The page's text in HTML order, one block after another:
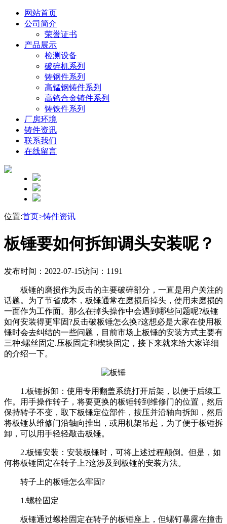
网站首页
公司简介
荣誉证书
产品展示
检测设备
破碎机系列
铸钢件系列
高锰钢铸件系列
高铬合金铸件系列
铸铁件系列
厂房环境
铸件资讯
联系我们
在线留言
位置:首页>铸件资讯
板锤要如何拆卸调头安装呢？
发布时间：2022-07-15访问：1191
板锤的磨损作为反击的主要破碎部分，一直是用户关注的
话题。为了节省成本，板锤通常在磨损后掉头，使用未磨损的
一面作为工作面。那么在掉头操作中会遇到哪些问题呢?板锤
如何安装得更牢固?反击破板锤怎么换?这想必是大家在使用板
锤时会去纠结的一些问题，目前市场上板锤的安装方式主要有
三种:螺丝固定.压板固定和楔块固定，接下来就来给大家详细
的介绍一下。
1.板锤拆卸：使用专用翻盖系统打开后架，以便于后续工
作。用手操作转子，将要更换的板锤转到维修门的位置，然后
保持转子不变，取下板锤定位部件，按压并沿轴向拆卸，然后
将板锤从维修门沿轴向推出，或用机架吊起，为了便于板锤拆
卸，可以用手轻轻敲击板锤。
2.板锤安装：安装板锤时，可将上述过程颠倒。但是，如
何将板锤固定在转子上?这涉及到板锤的安装方法。
转子上的板锤怎么牢固?
1.螺栓固定
板锤通过螺栓固定在转子的板锤座上，但螺钉暴露在撞击